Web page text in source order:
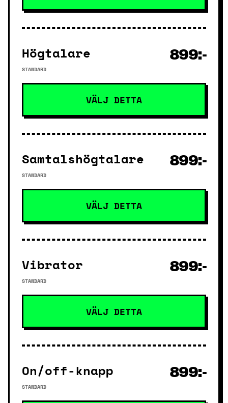
Högtalare
STANDARD
899:-
VÄLJ DETTA
Samtalshögtalare
STANDARD
899:-
VÄLJ DETTA
Vibrator
STANDARD
899:-
VÄLJ DETTA
On/off-knapp
STANDARD
899:-